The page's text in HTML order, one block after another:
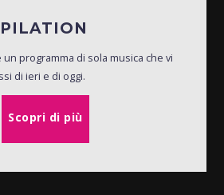
programma di sola musica che vi
di ieri e di oggi.
Scopri di più